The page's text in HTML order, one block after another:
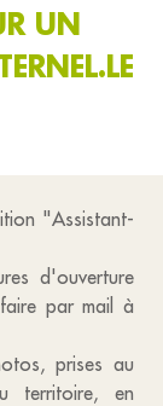
UN
"Assistant-
d'ouverture
par mail à
prises au
territoire, en